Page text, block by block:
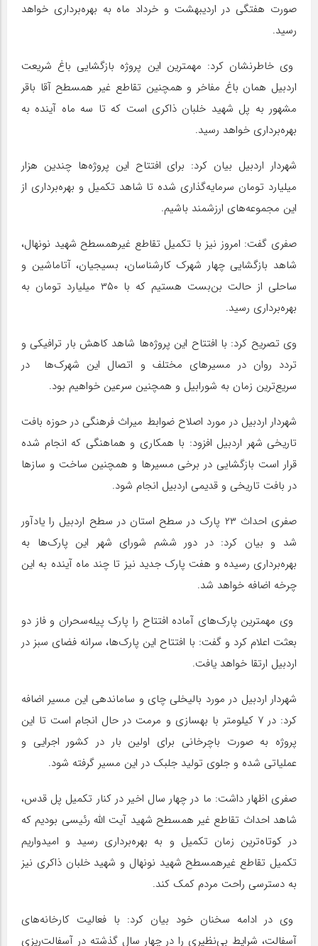
صورت هفتگی در اردیبهشت و خرداد ماه به بهره‌برداری خواهد
رسید.
وی خاطرنشان کرد: مهمترین این پروژه بازگشایی باغ شریعت
اردبیل همان باغ مفاخر و همچنین تقاطع غیر همسطح آقا باقر
مشهور به پل شهید خلبان ذاکری است که تا سه ماه آینده به
بهره‌برداری خواهد رسید.
شهردار اردبیل بیان کرد: برای افتتاح این پروژه‌ها چندین هزار
میلیارد تومان سرمایه‌گذاری شده تا شاهد تکمیل و بهره‌برداری از
این مجموعه‌های ارزشمند باشیم.
صفری گفت: امروز نیز با تکمیل تقاطع غیرهمسطح شهید نونهال،
شاهد بازگشایی چهار شهرک کارشناسان، بسیجیان، آتا‌ماشین و
ساحلی از حالت بن‌بست هستیم که با ۳۵۰ میلیارد تومان به
بهره‌برداری رسید.
وی تصریح کرد: با افتتاح این پروژه‌ها شاهد کاهش بار ترافیکی و
تردد روان در مسیرهای مختلف و اتصال این شهرک‌ها در
سریع‌ترین زمان به شورابیل و همچنین سرعین خواهیم بود.
شهردار اردبیل در مورد اصلاح ضوابط میراث فرهنگی در حوزه بافت
تاریخی شهر اردبیل افزود: با همکاری و هماهنگی که انجام شده
قرار است بازگشایی در برخی مسیرها و همچنین ساخت و سازها
در بافت تاریخی و قدیمی اردبیل انجام شود.
صفری احداث ۲۳ پارک در سطح استان در سطح اردبیل را یادآور
شد و بیان کرد: در دور ششم شورای شهر این پارک‌ها به
بهره‌برداری رسیده و هفت پارک جدید نیز تا چند ماه آینده به این
چرخه اضافه خواهد شد.
وی مهمترین پارک‌های آماده افتتاح را پارک پیله‌سحران و فاز دو
بعثت اعلام کرد و گفت: با افتتاح این پارک‌ها، سرانه فضای سبز در
اردبیل ارتقا خواهد یافت.
شهردار اردبیل در مورد بالیخلی چای و ساماندهی این مسیر اضافه
کرد: در ۷ کیلومتر با بهسازی و مرمت در حال انجام است تا این
پروژه به صورت باچرخانی برای اولین بار در کشور اجرایی و
عملیاتی شده و جلوی تولید جلبک در این مسیر گرفته شود.
صفری اظهار داشت: ما در چهار سال اخیر در کنار تکمیل پل قدس،
شاهد احداث تقاطع غیر همسطح شهید آیت الله رئیسی بودیم که
در کوتاه‌ترین زمان تکمیل و به بهره‌برداری رسید و امیدواریم
تکمیل تقاطع غیرهمسطح شهید نونهال و شهید خلبان ذاکری نیز
به دسترسی راحت مردم کمک کند.
وی در ادامه سخنان خود بیان کرد: با فعالیت کارخانه‌های
آسفالت، شرایط بی‌نظیری را در چهار سال گذشته در آسفالت‌ریزی